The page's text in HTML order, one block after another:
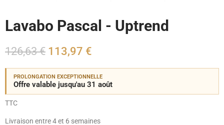
Lavabo Pascal - Uptrend
126,63 € 113,97 €
PROLONGATION EXCEPTIONNELLE
Offre valable jusqu'au 31 août
TTC
Livraison entre 4 et 6 semaines